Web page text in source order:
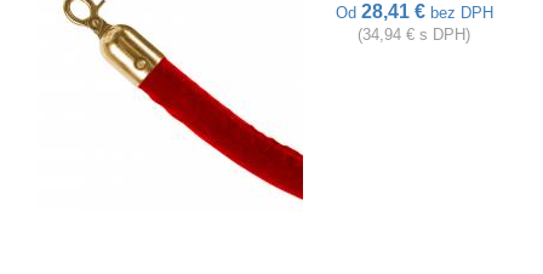
Od 28,41 € bez DPH
(34,94 € s DPH)